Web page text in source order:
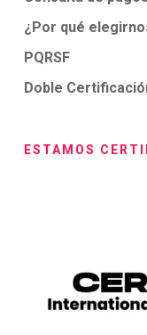
¿Por qué
PQRSF
Doble
ESTAMOS